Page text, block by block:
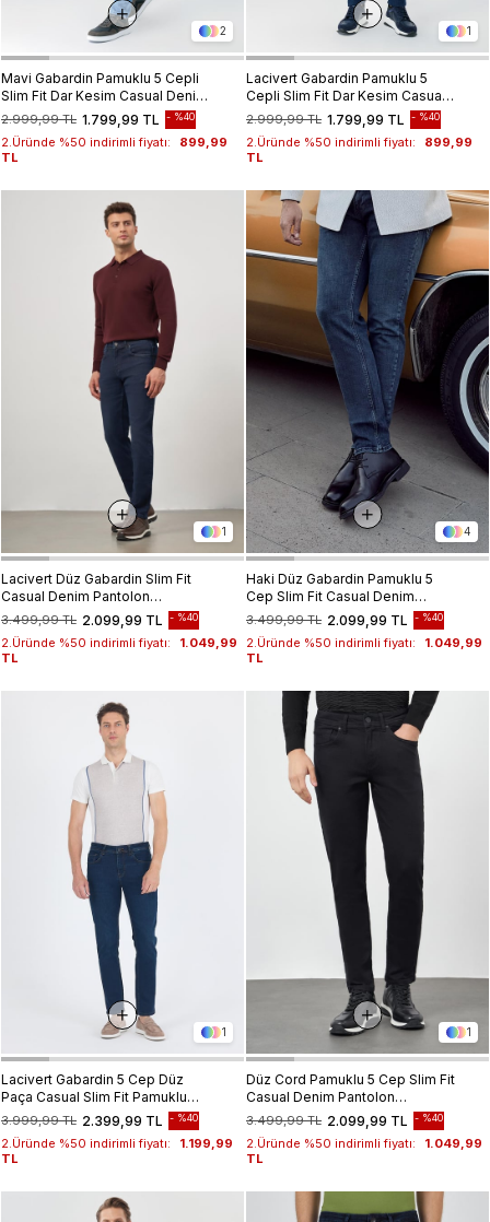
2
Mavi Gabardin Pamuklu 5 Cepli
Slim Fit Dar Kesim Casual Denim
Pantolon 1023240154
1.799,99 TL
2.999,99 TL %40
2.Üründe %50 indirimli fiyatı:
899,99
TL
1
Lacivert Gabardin Pamuklu 5
Cepli Slim Fit Dar Kesim Casual
Denim Pantolon 1023240152
1.799,99 TL
2.999,99 TL %40
2.Üründe %50 indirimli fiyatı:
899,99
TL
1
Lacivert Düz Gabardin Slim Fit
Casual Denim Pantolon
1023245154
2.099,99 TL
3.499,99 TL %40
2.Üründe %50 indirimli fiyatı:
1.049,99
TL
4
Haki Düz Gabardin Pamuklu 5
Cep Slim Fit Casual Denim
Pantolon 1023245155
2.099,99 TL
3.499,99 TL %40
2.Üründe %50 indirimli fiyatı:
1.049,99
TL
1
Lacivert Gabardin 5 Cep Düz
Paça Casual Slim Fit Pamuklu
Denim Pantolon 1023250153
2.399,99 TL
3.999,99 TL %40
2.Üründe %50 indirimli fiyatı:
1.199,99
TL
1
Düz Cord Pamuklu 5 Cep Slim Fit
Casual Denim Pantolon
1023245250
2.099,99 TL
3.499,99 TL %40
2.Üründe %50 indirimli fiyatı:
1.049,99
TL